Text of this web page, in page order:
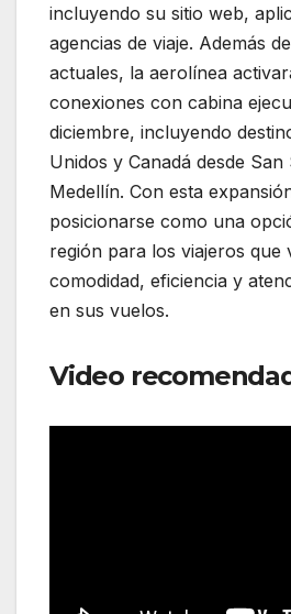
incluyendo su sitio web,
agencias de viaje. Además
actuales, la aerolínea
conexiones con cabina
diciembre, incluyendo
Unidos y Canadá desde
Medellín. Con esta
posicionarse como una
región para los viajeros que
comodidad, eficiencia y
en sus vuelos.
Video